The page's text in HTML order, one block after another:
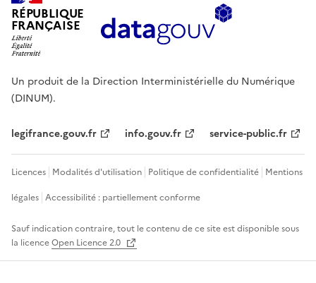
RÉPUBLIQUE
FRANÇAISE
Un produit de la Direction Interministérielle du Numérique
(DINUM).
legifrance.gouv.fr info.gouv.fr service-public.fr
Licences Modalités d'utilisation Politique de confidentialité Mentions
légales Accessibilité : partiellement conforme
Sauf indication contraire, tout le contenu de ce site est disponible sous
la licenceOpen Licence 2.0